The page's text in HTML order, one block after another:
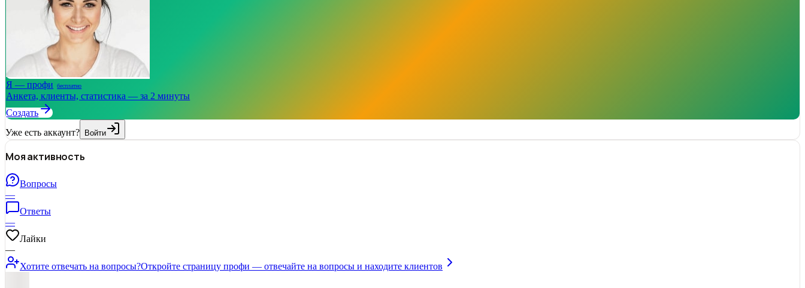
Я — профи бесплатно
Анкета, клиенты, статистика — за 2 минуты
Создать
Уже есть аккаунт? Войти
Моя активность
Вопросы
—
Ответы
—
Лайки
—
Хотите отвечать на вопросы?Откройте страницу профи — отвечайте на вопросы и находите клиентов